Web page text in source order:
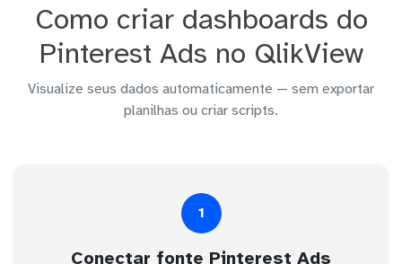
Como criar dashboards do
Pinterest Ads no QlikView
Visualize seus dados automaticamente — sem exportar
planilhas ou criar scripts.
1
Conectar fonte Pinterest Ads